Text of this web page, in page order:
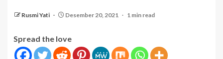
Rusmi Yati Desember 20, 2021 1 min read
Spread the love